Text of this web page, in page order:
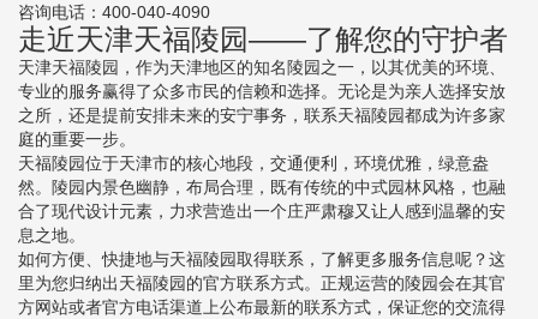
咨询电话：400-040-4090
走近天津天福陵园——了解您的守护者
天津天福陵园，作为天津地区的知名陵园之一，以其优美的环境、
专业的服务赢得了众多市民的信赖和选择。无论是为亲人选择安放
之所，还是提前安排未来的安宁事务，联系天福陵园都成为许多家
庭的重要一步。
天福陵园位于天津市的核心地段，交通便利，环境优雅，绿意盎
然。陵园内景色幽静，布局合理，既有传统的中式园林风格，也融
合了现代设计元素，力求营造出一个庄严肃穆又让人感到温馨的安
息之地。
如何方便、快捷地与天福陵园取得联系，了解更多服务信息呢？这
里为您归纳出天福陵园的官方联系方式。正规运营的陵园会在其官
方网站或者官方电话渠道上公布最新的联系方式，保证您的交流得